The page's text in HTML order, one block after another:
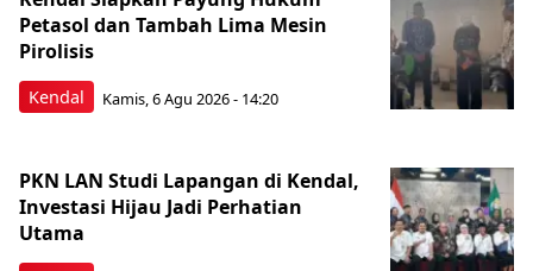
Kendal
Petasol dan Tambah Lima Mesin
Pirolisis
Kamis, 6 Agu 2026 - 14:20
PKN LAN Studi Lapangan di Kendal,
Investasi Hijau Jadi Perhatian
Utama